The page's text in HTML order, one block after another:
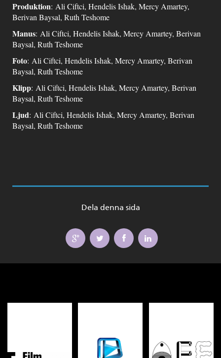
Produktion: Ali Ciftci, Hendelis Ishak, Mercy Amartey,
Berivan Baysal, Ruth Teshome
Manus: Ali Ciftci, Hendelis Ishak, Mercy Amartey, Berivan
Baysal, Ruth Teshome
Foto: Ali Ciftci, Hendelis Ishak, Mercy Amartey, Berivan
Baysal, Ruth Teshome
Klipp: Ali Ciftci, Hendelis Ishak, Mercy Amartey, Berivan
Baysal, Ruth Teshome
Ljud: Ali Ciftci, Hendelis Ishak, Mercy Amartey, Berivan
Baysal, Ruth Teshome
Dela denna sida